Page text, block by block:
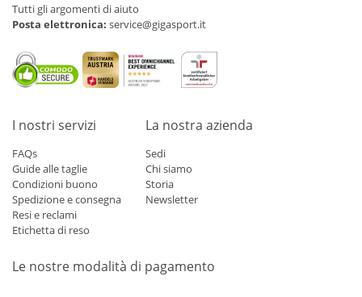
Tutti gli argomenti di aiuto
Posta elettronica: service@gigasport.it
I nostri servizi
FAQs
Guide alle taglie
Condizioni buono
Spedizione e consegna
Resi e reclami
Etichetta di reso
La nostra azienda
Sedi
Chi siamo
Storia
Newsletter
Le nostre modalità di pagamento